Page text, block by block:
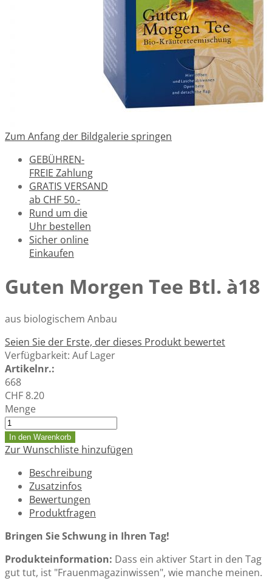
Zum Anfang der Bildgalerie springen
GEBÜHREN-
FREIE Zahlung
GRATIS VERSAND
ab CHF 50.-
Rund um die
Uhr bestellen
Sicher online
Einkaufen
Guten Morgen Tee Btl. à18
aus biologischem Anbau
Seien Sie der Erste, der dieses Produkt bewertet
Verfügbarkeit: Auf Lager
Artikelnr.:
668
CHF 8.20
Menge
In den Warenkorb
Zur Wunschliste hinzufügen
Beschreibung
Zusatzinfos
Bewertungen
Produktfragen
Bringen Sie Schwung in Ihren Tag!
Produkteinformation: Dass ein aktiver Start in den Tag
gut tut, ist "Frauenmagazinwissen", wie manche meinen.